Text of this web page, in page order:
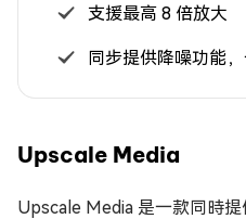
支援最高 8 倍放大
同步提供降噪功能
Upscale Media
Upscale Media 是一款同時